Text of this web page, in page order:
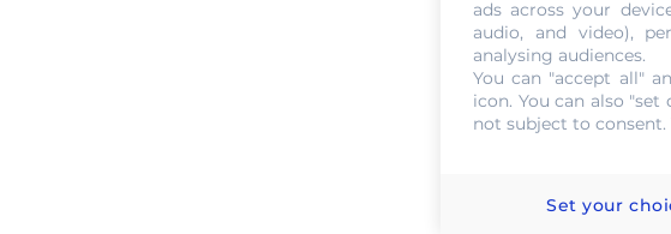
ads across your
audio, and video),
analysing audiences.
You can "accept all"
icon. You can also
not subject to
Set your